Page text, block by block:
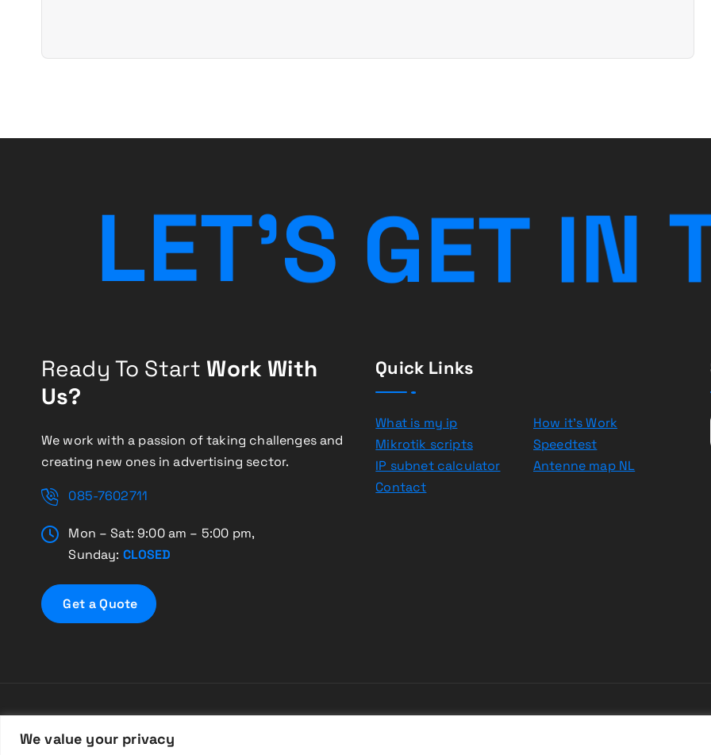
We value your privacy
LET'S GET IN
Ready To Start Work With
Us?
We work with a passion of taking challenges and
creating new ones in advertising sector.
085-7602711
Mon – Sat: 9:00 am – 5:00 pm,
Sunday: CLOSED
Get a Quote
Quick Links
What is my ip
How it’s Work
Mikrotik scripts
Speedtest
IP subnet calculator
Antenne map NL
Contact
Z